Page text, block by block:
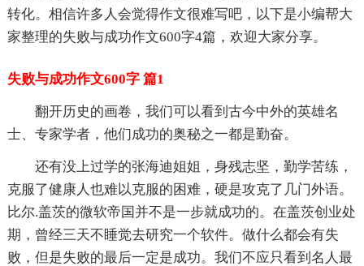
转化。相信许多人会觉得作文很难写吧，以下是小编帮大
家整理的失败与成功作文600字4篇，欢迎大家分享。
失败与成功作文600字 篇1
翻开历史的画卷，我们可以看到古今中外的英雄名
士、专家学者，他们成功的奥秘之一都是勤奋。
还有没上过学的张海迪姐姐，身残志坚，勤学苦练，
克服了健康人也难以克服的困难，硬是攻克了几门外语。
比尔.盖茨的微软帝国并不是一步就成功的。在盖茨创业处
期，曾经三天不睡觉去研究一个软件。做什么都会有失
败，但是失败的最后一定是成功。我们不应只看到名人最